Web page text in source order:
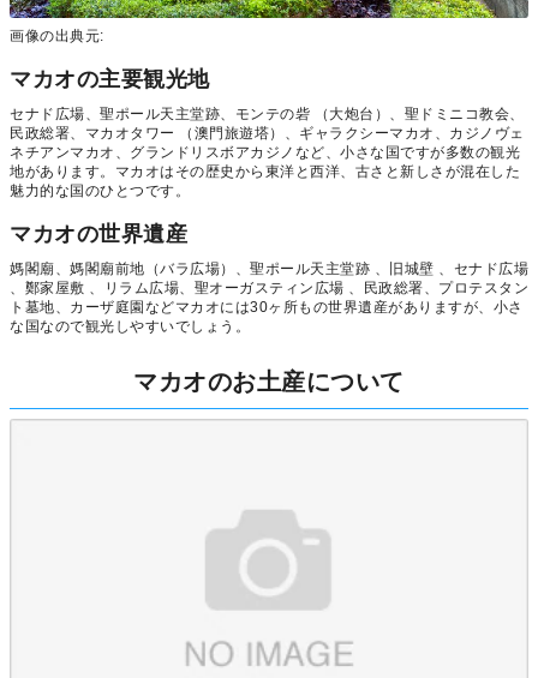
画像の出典元:
マカオの主要観光地
セナド広場、聖ポール天主堂跡、モンテの砦 （大炮台）、聖ドミニコ教会、
民政総署、マカオタワー （澳門旅遊塔）、ギャラクシーマカオ、カジノヴェ
ネチアンマカオ、グランドリスボアカジノなど、小さな国ですが多数の観光
地があります。マカオはその歴史から東洋と西洋、古さと新しさが混在した
魅力的な国のひとつです。
マカオの世界遺産
媽閣廟、媽閣廟前地（バラ広場）、聖ポール天主堂跡 、旧城壁 、セナド広場
、鄭家屋敷 、リラム広場、聖オーガスティン広場 、民政総署、プロテスタン
ト墓地、カーザ庭園などマカオには30ヶ所もの世界遺産がありますが、小さ
な国なので観光しやすいでしょう。
マカオのお土産について